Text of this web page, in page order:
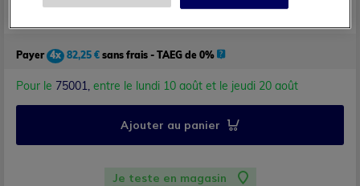
Payer 4x 82,25 € sans frais - TAEG de 0%
Pour le 75001, entre le lundi 10 août et le jeudi 20 août
Ajouter au panier
Je teste en magasin